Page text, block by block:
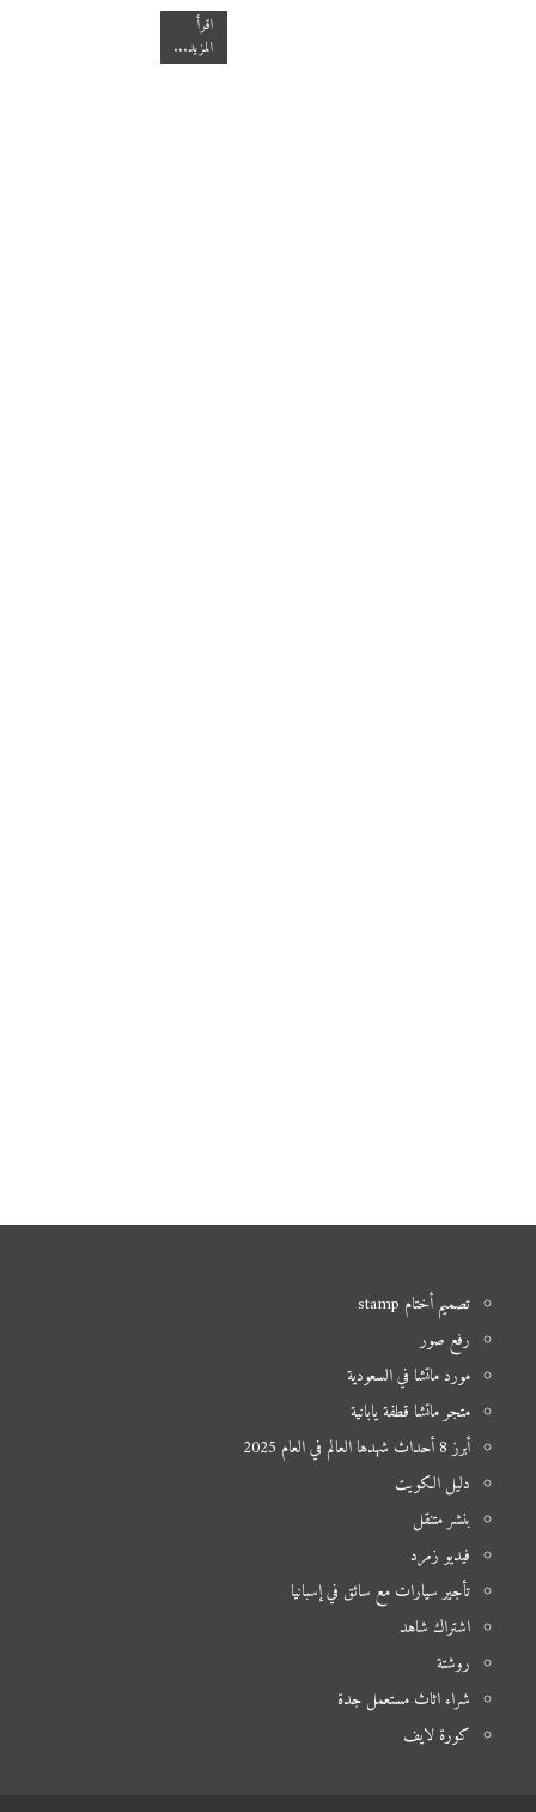
اقرأ
المزيد...
تصميم أختام stamp
رفع صور
مورد ماتشا في السعودية
متجر ماتشا قطفة يابانية
أبرز 8 أحداث شهدها العالم في العام 2025
دليل الكويت
بنشر متنقل
فيديو زمرد
تأجير سيارات مع سائق في إسبانيا
اشتراك شاهد
روشتة
شراء اثاث مستعمل جدة
كورة لايف